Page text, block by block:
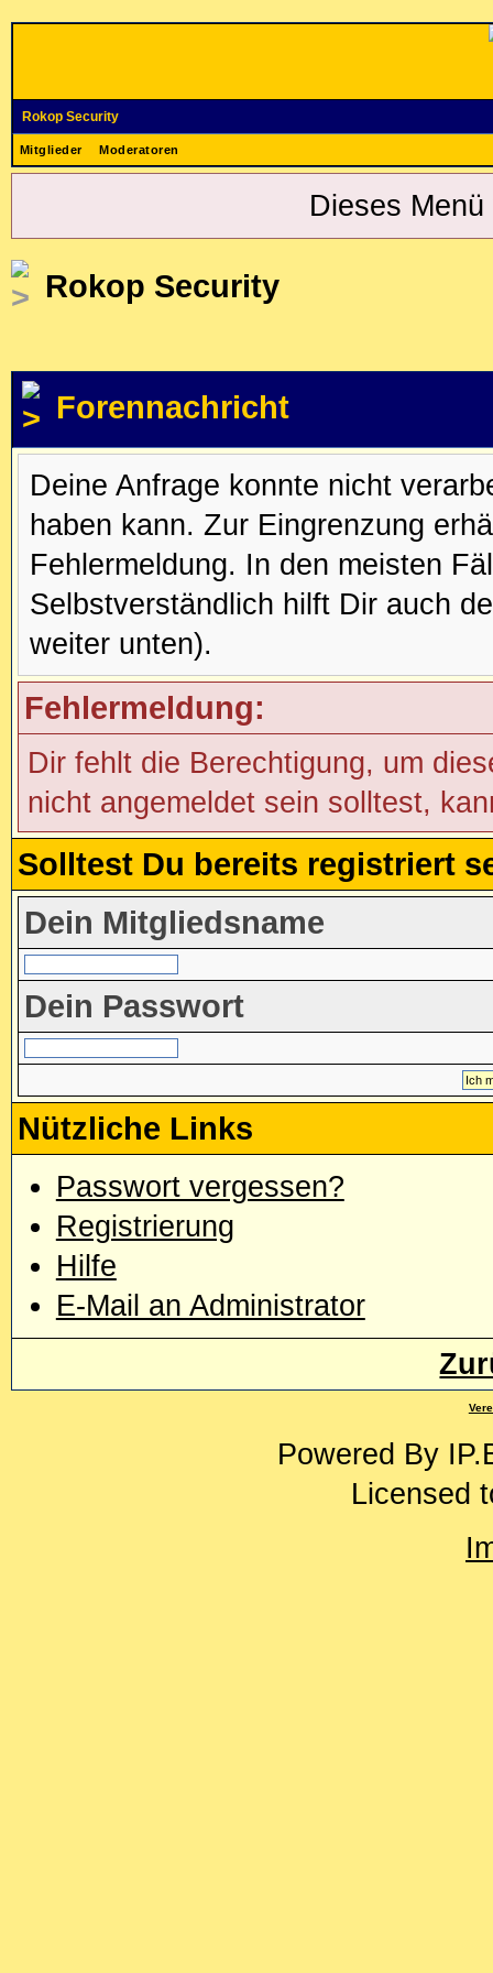
Rokop Security
Mitglieder Moderatoren
Dieses
Rokop Security
Forennachricht
Deine Anfrage konnte nicht
haben kann. Zur Eingrenzung
Fehlermeldung. In den meisten
Selbstverständlich hilft Dir auch
weiter unten).
Fehlermeldung:
Dir fehlt die Berechtigung, um
nicht angemeldet sein solltest,
Solltest Du bereits registriert
Dein Mitgliedsname
Dein Passwort
Nützliche Links
Passwort vergessen?
Registrierung
Hilfe
E-Mail an Administrator
Powered By
Licensed